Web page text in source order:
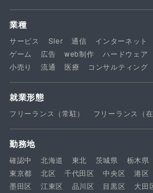
業種
サービス SIer 通信 インターネット
ゲーム
広告 web制作 ハードウェア
小売り
流通 医療 コンサルティング
就業形態
フリーランス（常駐） フリーランス（在
勤務地
確認中 北海道 東北 茨城県 栃木県
東京都
北区 千代田区 中央区 港区
墨田区
江東区 品川区 目黒区 大田